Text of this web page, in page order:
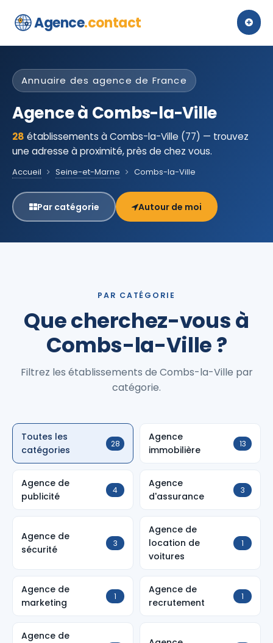
Agence.contact
Annuaire des agence de France
Agence à Combs-la-Ville
28 établissements à Combs-la-Ville (77) — trouvez
une adresse à proximité, près de chez vous.
Accueil Seine-et-Marne Combs-la-Ville
Par catégorie Autour de moi
PAR CATÉGORIE
Que cherchez-vous à
Combs-la-Ville ?
Filtrez les établissements de Combs-la-Ville par
catégorie.
Toutes les
catégories
28
Agence
immobilière
13
Agence de
publicité
4
Agence
d'assurance
3
Agence de
sécurité
3
Agence de
location de
voitures
1
Agence de
marketing
1
Agence de
recrutement
1
Agence de